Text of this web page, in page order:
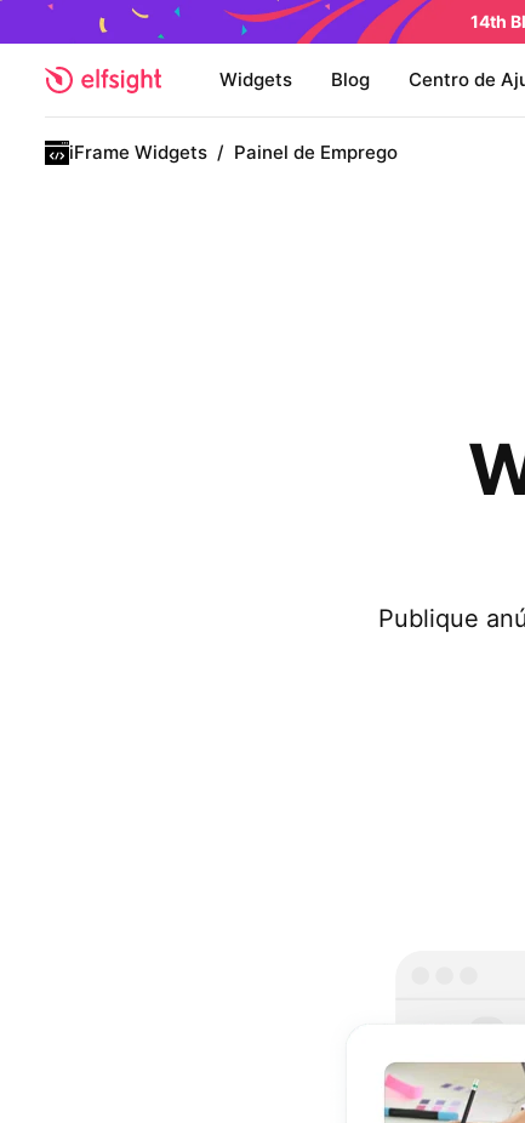
14th
Widgets Blog Centro de
iFrame Widgets / Painel de Emprego
Publique